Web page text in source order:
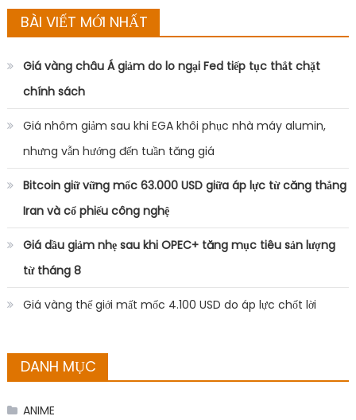
BÀI VIẾT MỚI NHẤT
Giá vàng châu Á giảm do lo ngại Fed tiếp tục thắt chặt
chính sách
Giá nhôm giảm sau khi EGA khôi phục nhà máy alumin,
nhưng vẫn hướng đến tuần tăng giá
Bitcoin giữ vững mốc 63.000 USD giữa áp lực từ căng thẳng
Iran và cổ phiếu công nghệ
Giá dầu giảm nhẹ sau khi OPEC+ tăng mục tiêu sản lượng
từ tháng 8
Giá vàng thế giới mất mốc 4.100 USD do áp lực chốt lời
DANH MỤC
ANIME